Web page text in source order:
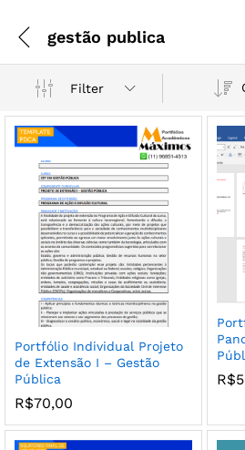
gestão publica
Filter
Portfólio Individual Projeto
de Extensão I – Gestão
Pública
R$70,00
R$